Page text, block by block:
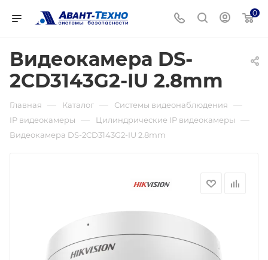
0
Видеокамера DS-
2CD3143G2-IU 2.8mm
Главная — Каталог — Системы видеонаблюдения —
IP видеокамеры — Цилиндрические IP видеокамеры —
Видеокамера DS-2CD3143G2-IU 2.8mm